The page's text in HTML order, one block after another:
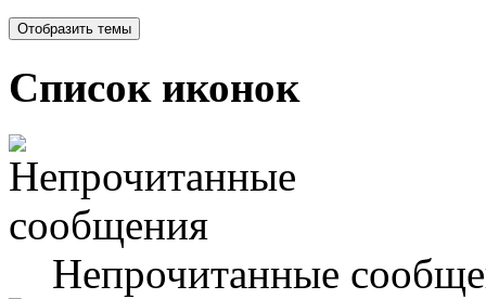
Список иконок
Непрочитанные